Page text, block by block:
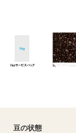
豆の状態